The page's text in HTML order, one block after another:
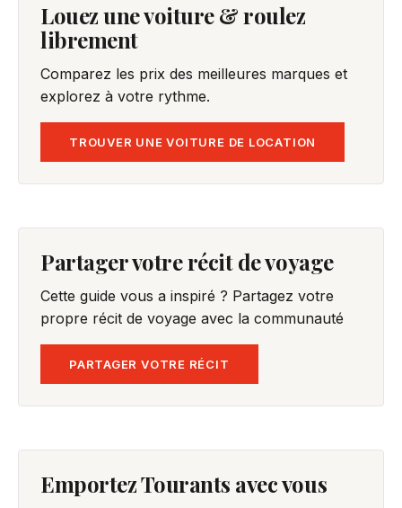
Louez une voiture & roulez
librement
Comparez les prix des meilleures marques et
explorez à votre rythme.
TROUVER UNE VOITURE DE LOCATION
Partager votre récit de voyage
Cette guide vous a inspiré ? Partagez votre
propre récit de voyage avec la communauté
PARTAGER VOTRE RÉCIT
Emportez Tourants avec vous